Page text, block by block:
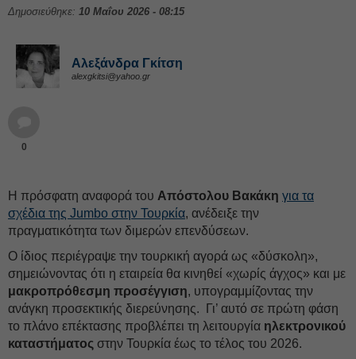
Δημοσιεύθηκε: 10 Μαΐου 2026 - 08:15
Αλεξάνδρα Γκίτση
alexgkitsi@yahoo.gr
0
Η πρόσφατη αναφορά του Απόστολου Βακάκη για τα
σχέδια της Jumbο στην Τουρκία, ανέδειξε την
πραγματικότητα των διμερών επενδύσεων.
Ο ίδιος περιέγραψε την τουρκική αγορά ως «δύσκολη»,
σημειώνοντας ότι η εταιρεία θα κινηθεί «χωρίς άγχος» και με
μακροπρόθεσμη προσέγγιση, υπογραμμίζοντας την
ανάγκη προσεκτικής διερεύνησης. Γι’ αυτό σε πρώτη φάση
το πλάνο επέκτασης προβλέπει τη λειτουργία ηλεκτρονικού
καταστήματος στην Τουρκία έως το τέλος του 2026.